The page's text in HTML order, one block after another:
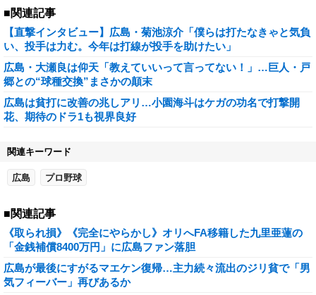
■関連記事
【直撃インタビュー】広島・菊池涼介「僕らは打たなきゃと気負
い、投手は力む。今年は打線が投手を助けたい」
広島・大瀬良は仰天「教えていいって言ってない！」…巨人・戸
郷との“球種交換”まさかの顛末
広島は貧打に改善の兆しアリ…小園海斗はケガの功名で打撃開
花、期待のドラ1も視界良好
関連キーワード
広島 プロ野球
■関連記事
《取られ損》《完全にやらかし》オリへFA移籍した九里亜蓮の
「金銭補償8400万円」に広島ファン落胆
広島が最後にすがるマエケン復帰…主力続々流出のジリ貧で「男
気フィーバー」再びあるか